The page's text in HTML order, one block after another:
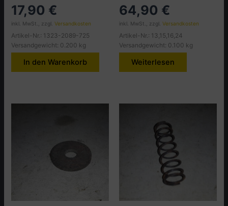
17,90 €
inkl. MwSt., zzgl.Versandkosten
Artikel-Nr.: 1323-2089-725
Versandgewicht: 0.200 kg
In den Warenkorb
64,90 €
inkl. MwSt., zzgl. Versandkosten
Artikel-Nr.: 13,15,16,24
Versandgewicht: 0.100 kg
Weiterlesen